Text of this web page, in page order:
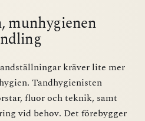
munhygienen
kräver lite mer
Tandhygienisten
fluor och teknik, samt
vid behov. Det förebygger